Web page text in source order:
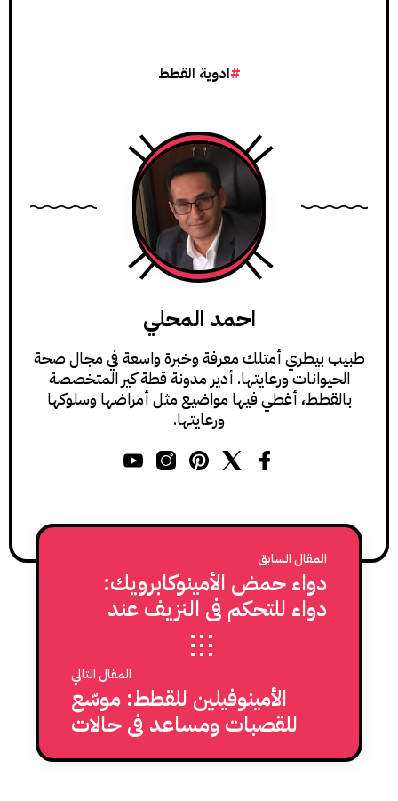
ادوية القطط
احمد المحلي
طبيب بيطري أمتلك معرفة وخبرة واسعة في مجال صحة
الحيوانات ورعايتها. أدير مدونة قطة كير المتخصصة
بالقطط، أغطي فيها مواضيع مثل أمراضها وسلوكها
ورعايتها.
المقال السابق
دواء حمض الأمينوكابرويك:
دواء للتحكم في النزيف عند
المقال التالي
الأمينوفيلين للقطط: موسّع
للقصبات ومساعد في حالات
ضيق التنفس